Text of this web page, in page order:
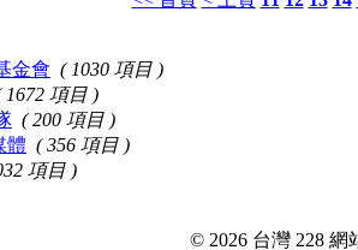
金會 ( 1030 項目 )
1672 項目 )
( 200 項目 )
體 ( 356 項目 )
項目 )
© 2026 台灣 228 網